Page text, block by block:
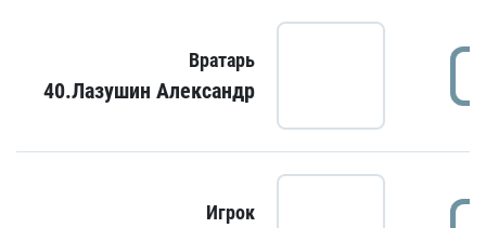
Вратарь
40.Лазушин Александр
Игрок